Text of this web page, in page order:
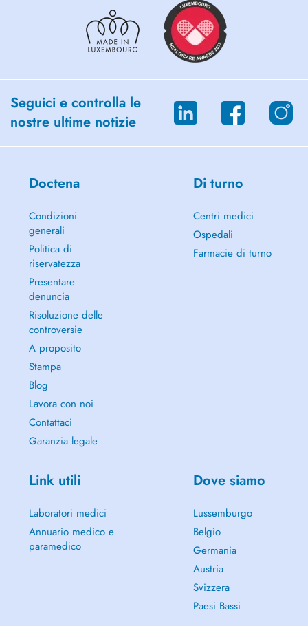
Seguici e controlla le
nostre ultime notizie
Doctena
Condizioni
generali
Politica di
riservatezza
Presentare
denuncia
Risoluzione delle
controversie
A proposito
Stampa
Blog
Lavora con noi
Contattaci
Garanzia legale
Di turno
Centri medici
Ospedali
Farmacie di turno
Link utili
Laboratori medici
Annuario medico e
paramedico
Dove siamo
Lussemburgo
Belgio
Germania
Austria
Svizzera
Paesi Bassi